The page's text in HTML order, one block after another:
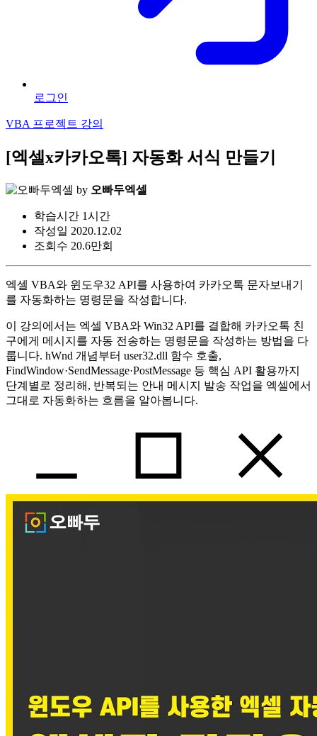
로그인
VBA 프로젝트 강의
[엑셀x카카오톡] 자동화 서식 만들기
by 오빠두엑셀
학습시간 1시간
작성일 2020.12.02
조회수 20.6만회
엑셀 VBA와 윈도우32 API를 사용하여 카카오톡 문자보내기
를 자동화하는 명령문을 작성합니다.
이 강의에서는 엑셀 VBA와 Win32 API를 결합해 카카오톡 친
구에게 메시지를 자동 전송하는 명령문을 작성하는 방법을 다
룹니다. hWnd 개념부터 user32.dll 함수 호출,
FindWindow·SendMessage·PostMessage 등 핵심 API 활용까지
단계별로 정리해, 반복되는 안내 메시지 발송 작업을 엑셀에서
그대로 자동화하는 흐름을 알아봅니다.